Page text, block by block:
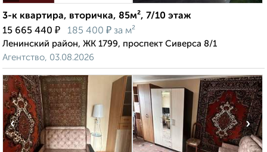
3-к квартира, вторичка, 85м², 7/10 этаж
15 665 440 ₽ 185 400 ₽ за м²
Ленинский район, ЖК 1799, проспект Сиверса 8/1
Агентство, 03.08.2026
‹ ›